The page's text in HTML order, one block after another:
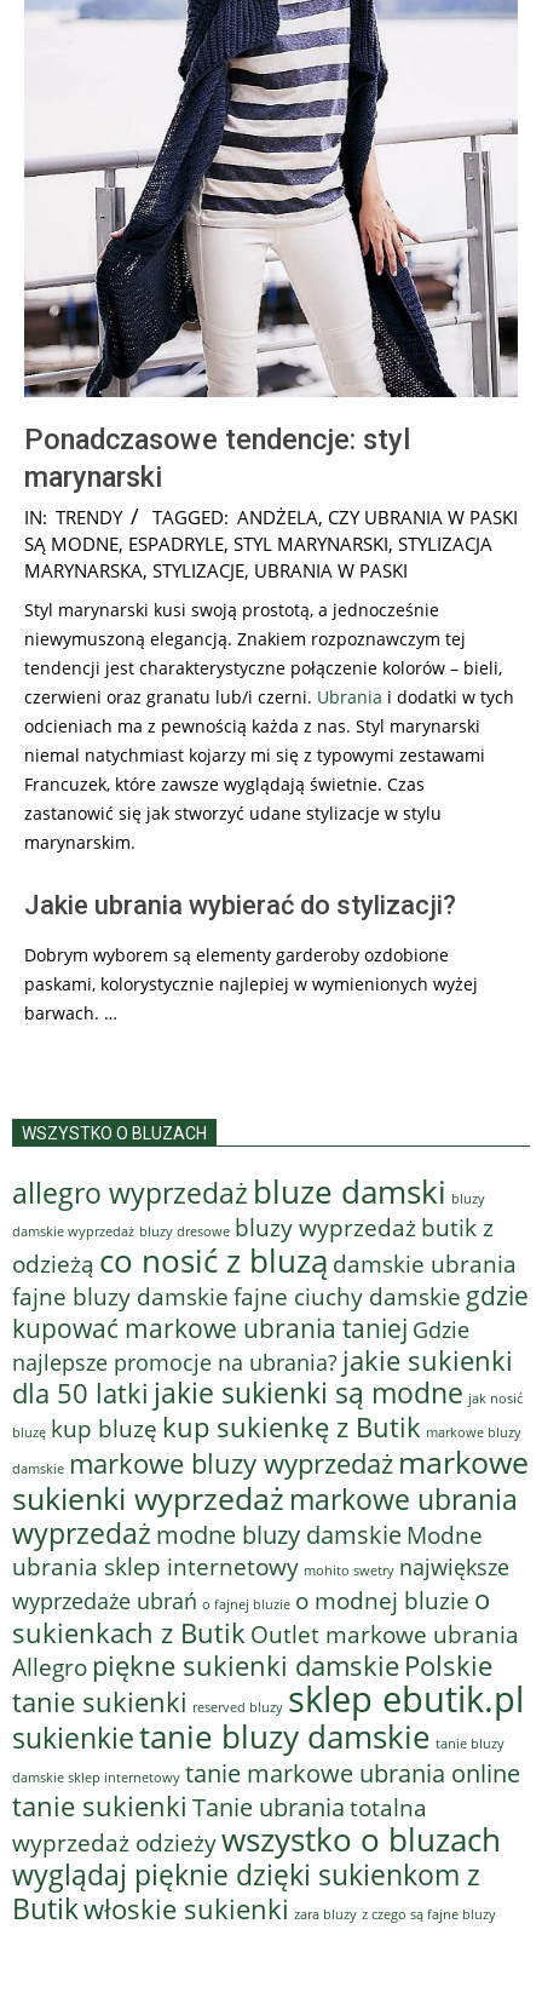
Ponadczasowe tendencje: styl
marynarski
2024-
10-
25
IN: TRENDY TAGGED: ANDŻELA, CZY UBRANIA W PASKI
SĄ MODNE, ESPADRYLE, STYL MARYNARSKI, STYLIZACJA
MARYNARSKA, STYLIZACJE, UBRANIA W PASKI
Styl marynarski kusi swoją prostotą, a jednocześnie
niewymuszoną elegancją. Znakiem rozpoznawczym tej
tendencji jest charakterystyczne połączenie kolorów – bieli,
czerwieni oraz granatu lub/i czerni. Ubrania i dodatki w tych
odcieniach ma z pewnością każda z nas. Styl marynarski
niemal natychmiast kojarzy mi się z typowymi zestawami
Francuzek, które zawsze wyglądają świetnie. Czas
zastanowić się jak stworzyć udane stylizacje w stylu
marynarskim.
Jakie ubrania wybierać do stylizacji?
Dobrym wyborem są elementy garderoby ozdobione
paskami, kolorystycznie najlepiej w wymienionych wyżej
barwach. …
WSZYSTKO O BLUZACH
allegro wyprzedaż bluze damski bluzy
damskie wyprzedaż bluzy dresowe bluzy wyprzedaż butik z
odzieżą co nosić z bluzą damskie ubrania
fajne bluzy damskiefajne ciuchy damskie gdzie
kupować markowe ubrania taniej Gdzie
najlepsze promocje na ubrania? jakie sukienki
dla 50 latki jakie sukienki są modne jak nosić
bluzę kup bluzę kup sukienkę z Butik markowe bluzy
damskie markowe bluzy wyprzedaż markowe
sukienki wyprzedaż markowe ubrania
wyprzedaż modne bluzy damskie Modne
ubrania sklep internetowy mohito swetry największe
wyprzedaże ubrań o fajnej bluzie o modnej bluzie o
sukienkach z Butik Outlet markowe ubrania
Allegropiękne sukienki damskie Polskie
tanie sukienki reserved bluzy sklep ebutik.pl
sukienkietanie bluzy damskie tanie bluzy
damskie sklep internetowy tanie markowe ubrania online
tanie sukienki Tanie ubrania totalna
wyprzedaż odzieżywszystko o bluzach
wyglądaj pięknie dzięki sukienkom z
Butikwłoskie sukienki zara bluzy z czego są fajne bluzy